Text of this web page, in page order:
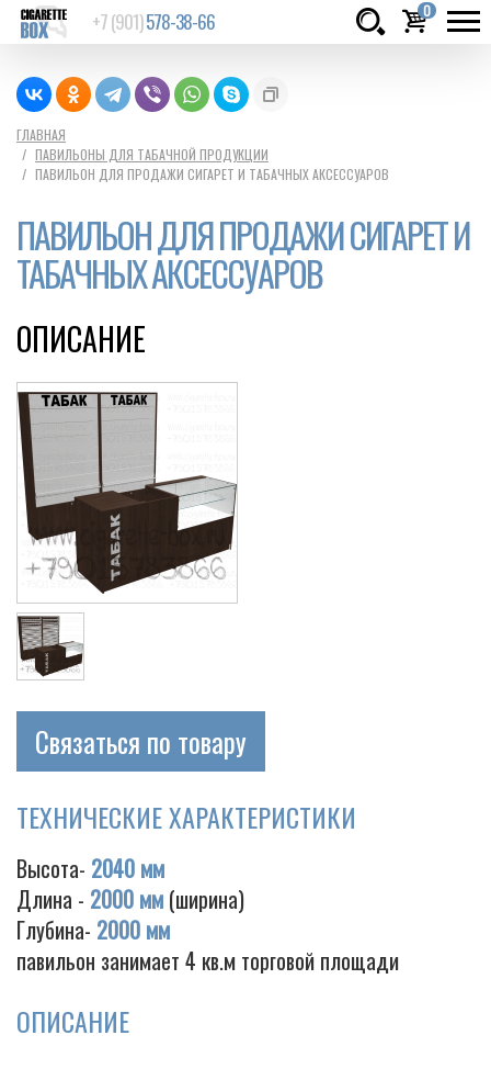
+7 (901)578-38-66 0
ГЛАВНАЯ
ПАВИЛЬОНЫ ДЛЯ ТАБАЧНОЙ ПРОДУКЦИИ
ПАВИЛЬОН ДЛЯ ПРОДАЖИ СИГАРЕТ И ТАБАЧНЫХ АКСЕССУАРОВ
ПАВИЛЬОН ДЛЯ ПРОДАЖИ СИГАРЕТ И
ТАБАЧНЫХ АКСЕССУАРОВ
ОПИСАНИЕ
Связаться по товару
ТЕХНИЧЕСКИЕ ХАРАКТЕРИСТИКИ
Высота- 2040 мм
Длина - 2000 мм (ширина)
Глубина- 2000 мм
павильон занимает 4 кв.м торговой площади
ОПИСАНИЕ